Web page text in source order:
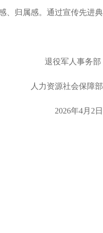
、归属感。通过宣传先进典
退役军人事务部
人力资源社会保障部
2026年4月2日